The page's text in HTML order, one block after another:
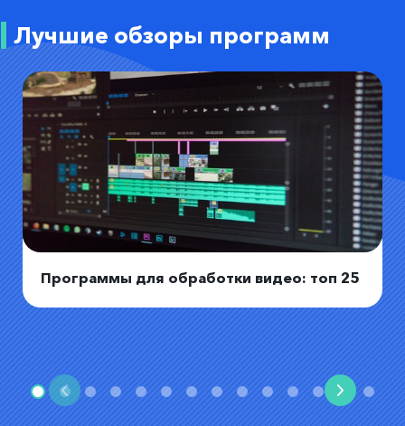
Лучшие обзоры программ
Программы для обработки видео: топ 25